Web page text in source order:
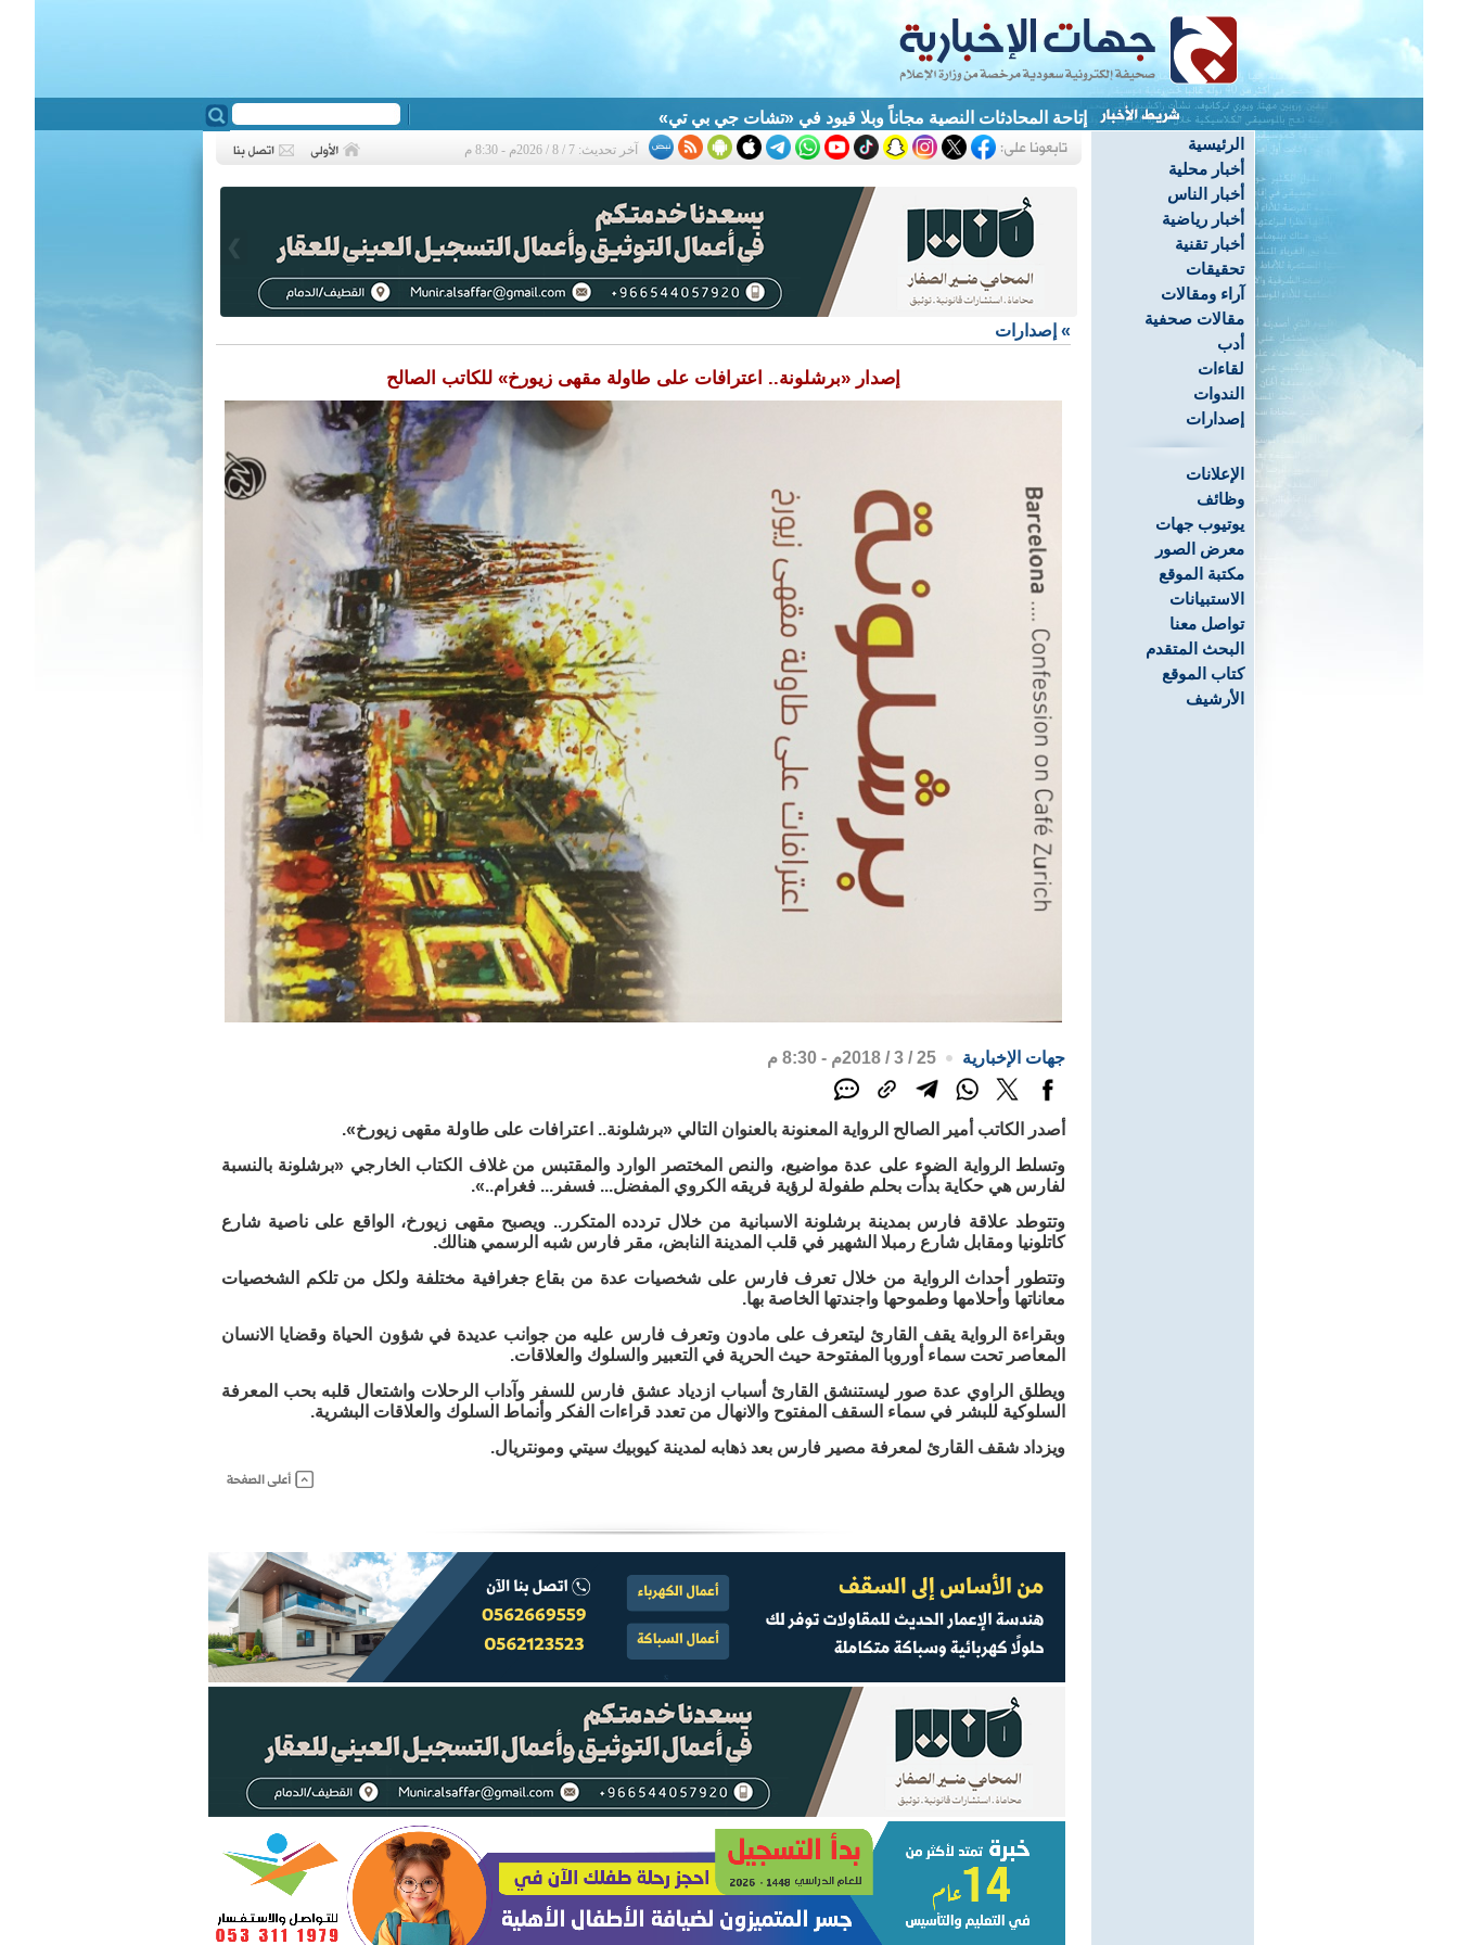
إتاحة المحادثات النصية مجاناً وبلا قيود في «تشات جي بي تي»
الرئيسية
أخبار محلية
أخبار الناس
أخبار رياضية
أخبار تقنية
تحقيقات
آراء ومقالات
مقالات صحفية
أدب
لقاءات
الندوات
إصدارات
الإعلانات
وظائف
يوتيوب جهات
معرض الصور
مكتبة الموقع
الاستبيانات
تواصل معنا
البحث المتقدم
كتاب الموقع
الأرشيف
آخر تحديث: 7 / 8 / 2026م - 8:30 م
» إصدارات
إصدار «برشلونة.. اعترافات على طاولة مقهى زيورخ» للكاتب الصالح
جهات الإخبارية 25 / 3 / 2018م - 8:30 م
أصدر الكاتب أمير الصالح الرواية المعنونة بالعنوان التالي «برشلونة.. اعترافات على طاولة مقهى زيورخ».
وتسلط الرواية الضوء على عدة مواضيع، والنص المختصر الوارد والمقتبس من غلاف الكتاب الخارجي «برشلونة بالنسبة
لفارس هي حكاية بدأت بحلم طفولة لرؤية فريقه الكروي المفضل... فسفر... فغرام..».
وتتوطد علاقة فارس بمدينة برشلونة الاسبانية من خلال تردده المتكرر.. ويصبح مقهى زيورخ، الواقع على ناصية شارع
كاتلونيا ومقابل شارع رمبلا الشهير في قلب المدينة النابض، مقر فارس شبه الرسمي هنالك.
وتتطور أحداث الرواية من خلال تعرف فارس على شخصيات عدة من بقاع جغرافية مختلفة ولكل من تلكم الشخصيات
معاناتها وأحلامها وطموحها واجندتها الخاصة بها.
وبقراءة الرواية يقف القارئ ليتعرف على مادون وتعرف فارس عليه من جوانب عديدة في شؤون الحياة وقضايا الانسان
المعاصر تحت سماء أوروبا المفتوحة حيث الحرية في التعبير والسلوك والعلاقات.
ويطلق الراوي عدة صور ليستنشق القارئ أسباب ازدياد عشق فارس للسفر وآداب الرحلات واشتعال قلبه بحب المعرفة
السلوكية للبشر في سماء السقف المفتوح والانهال من تعدد قراءات الفكر وأنماط السلوك والعلاقات البشرية.
ويزداد شقف القارئ لمعرفة مصير فارس بعد ذهابه لمدينة كيوبيك سيتي ومونتريال.